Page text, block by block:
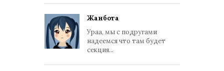
Жанбота
Ураа, мы с подругами
надеемся что там будет
секция...